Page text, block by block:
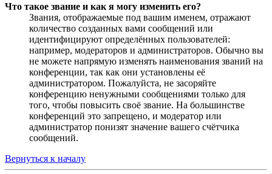
Что такое звание и как я могу изменить его?
Звания, отображаемые под вашим именем, отражают
количество созданных вами сообщений или
идентифицируют определённых пользователей:
например, модераторов и администраторов. Обычно вы
не можете напрямую изменять наименования званий на
конференции, так как они установлены её
администратором. Пожалуйста, не засоряйте
конференцию ненужными сообщениями только для
того, чтобы повысить своё звание. На большинстве
конференций это запрещено, и модератор или
администратор понизят значение вашего счётчика
сообщений.
Вернуться к началу